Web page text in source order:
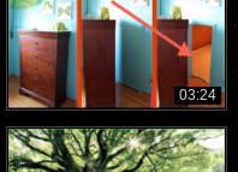
03:24